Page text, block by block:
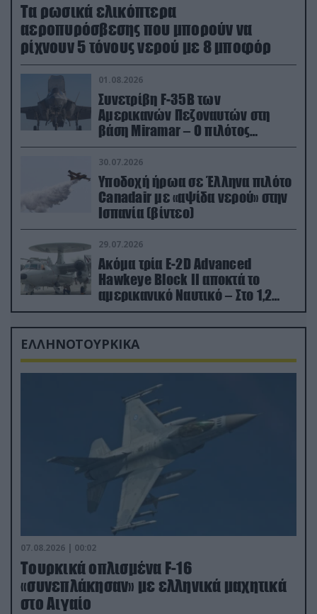
Τα ρωσικά ελικόπτερα
αεροπυρόσβεσης που μπορούν να
ρίχνουν 5 τόνους νερού με 8 μποφόρ
01.08.2026
Συνετρίβη F-35B των
Αμερικανών Πεζοναυτών στη
βάση Miramar – Ο πιλότος
εκτινάχθηκε εγκαίρως
30.07.2026
Υποδοχή ήρωα σε Έλληνα πιλότο
Canadair με «αψίδα νερού» στην
Ισπανία (βίντεο)
29.07.2026
Ακόμα τρία E-2D Advanced
Hawkeye Block II αποκτά το
αμερικανικό Ναυτικό – Στο 1,2
δισ.δολάρια το κόστος
ΕΛΛΗΝΟΤΟΥΡΚΙΚΑ
07.08.2026 | 00:02
Τουρκικά οπλισμένα F-16
«συνεπλάκησαν» με ελληνικά μαχητικά
στο Αιγαίο